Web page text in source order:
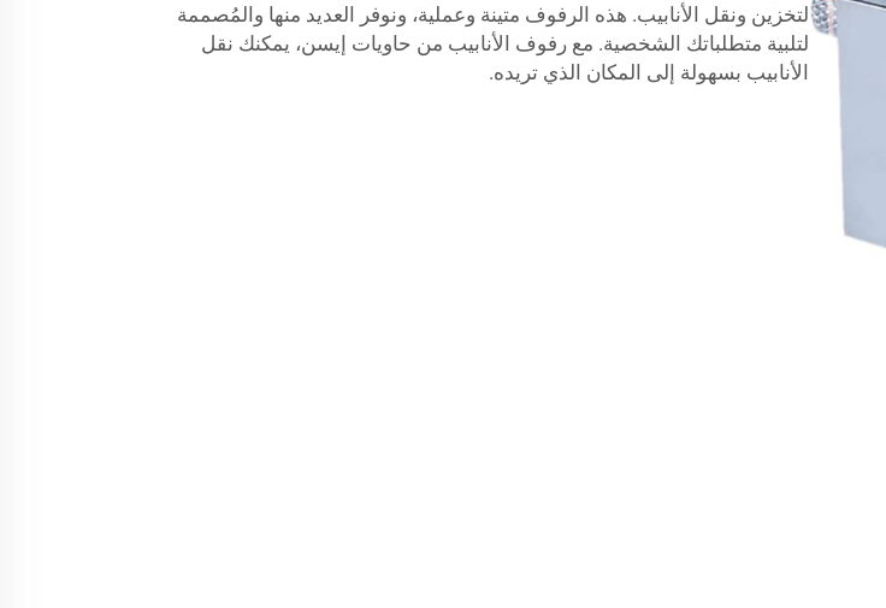
لتخزين ونقل الأنابيب. هذه الرفوف متينة وعملية، ونوفر العديد منها والمُصممة
لتلبية متطلباتك الشخصية. مع رفوف الأنابيب من حاويات إيسن، يمكنك نقل
الأنابيب بسهولة إلى المكان الذي تريده.